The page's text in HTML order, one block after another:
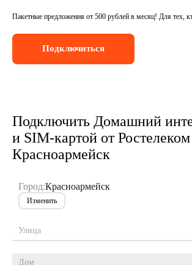
Пакетные предложения от 500 рублей в месяц! Для тех,
Подключиться
Подключить Домашний
и SIM-картой от Ростелеком
Красноармейск
Город:Красноармейск
Изменить